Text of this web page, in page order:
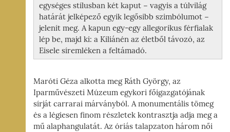
egységes stílusban két kaput − vagyis a túlvilág
határát jelképező egyik legősibb szimbólumot −
jelenít meg. A kapun egy-egy allegorikus férfialak
lép be, majd ki: a Kiliánén az életből távozó, az
Eisele síremléken a feltámadó.
Maróti Géza alkotta meg Ráth György, az
Iparművészeti Múzeum egykori főigazgatójának
sírját carrarai márványból. A monumentális tömeg
és a légiesen finom részletek kontrasztja adja meg a
mű alaphangulatát. Az óriás talapzaton három női